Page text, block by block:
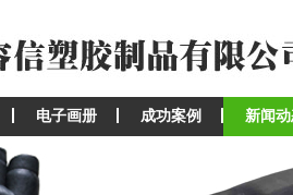
电子画册 成功案例 新闻